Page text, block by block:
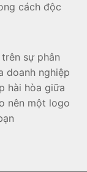
cách độc
sự phân
doanh nghiệp
hài hòa giữa
nên một logo